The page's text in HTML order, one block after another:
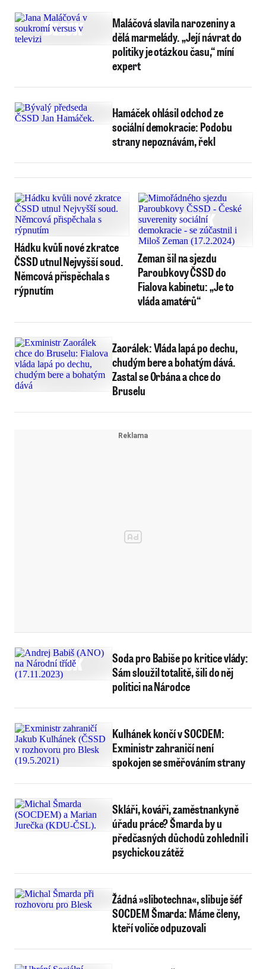
Maláčová slavila narozeniny a
dělá marmelády. „Její návrat do
politiky je otázkou času,“ míní
expert
Hamáček ohlásil odchod ze
sociální demokracie: Podobu
strany nepoznávám, řekl
Hádku kvůli nové zkratce
ČSSD utnul Nejvyšší soud.
Němcová přispěchala s
rýpnutím
Zeman šil na sjezdu
Paroubkovy ČSSD do
Fialova kabinetu: „Je to
vláda amatérů“
Zaorálek: Vláda lapá po dechu,
chudým bere a bohatým dává.
Zastal se Orbána a chce do
Bruselu
Soda pro Babiše po kritice vlády:
Sám sloužil totalitě, šili do něj
politici na Národce
Kulhánek končí v SOCDEM:
Exministr zahraničí není
spokojen se směřováním strany
Skláři, kováři, zaměstnankyně
úřadu práce? Šmarda by u
předčasných důchodů zohlednil i
psychickou zátěž
Žádná »slibotechna«, slibuje šéf
SOCDEM Šmarda: Máme členy,
kteří voliče odpuzovali